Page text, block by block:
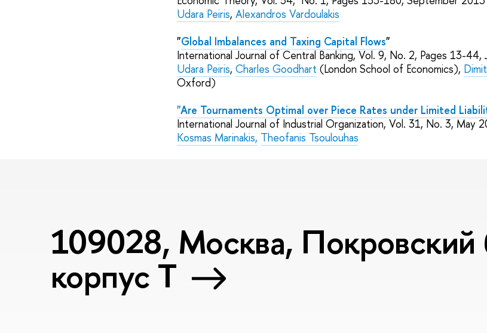
Udara Peiris, Alexandros Vardoulakis
"Global Imbalances and Taxing Capital Flows"
International Journal of Central Banking, Vol. 9, No. 2, Pages 13-44,
Udara Peiris, Charles Goodhart (London School of Economics),
Oxford)
"Are Tournaments Optimal over Piece Rates under Limited
International Journal of Industrial Organization, Vol. 31, No. 3, May
Kosmas Marinakis, Theofanis Tsoulouhas
109028, Москва, Покровский
корпус T